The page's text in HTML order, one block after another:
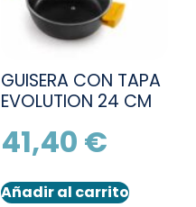
GUISERA CON TAPA
EVOLUTION 24 CM
41,40 €
Añadir al carrito